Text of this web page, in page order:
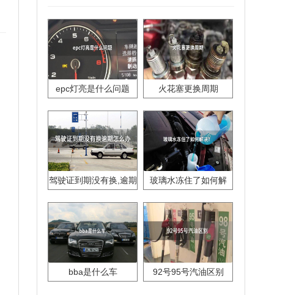
epc灯亮是什么问题 火花塞更换周期
驾驶证到期没有换,逾期
玻璃水冻住了如何解
bba是什么车 92号95号汽油区别